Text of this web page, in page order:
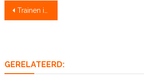
Bericht
Trainen in noordwest Spanje: ‘slim alternatief’
GERELATEERD: